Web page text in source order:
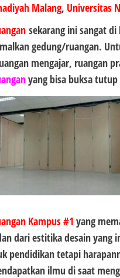
Malang, Universitas
sekarang ini sangat
gedung/ruangan.
mengajar, ruangan
yang bisa buksa tutup
Kampus #1 yang
dari estitika desain yang
pendidikan tetapi
ilmu di saat